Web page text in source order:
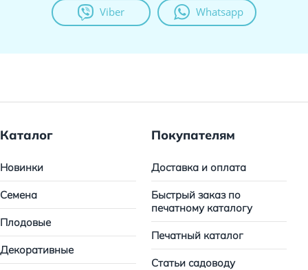
Viber Whatsapp
Каталог
Новинки
Семена
Плодовые
Декоративные
Покупателям
Доставка и оплата
Быстрый заказ по
печатному каталогу
Печатный каталог
Статьи садоводу